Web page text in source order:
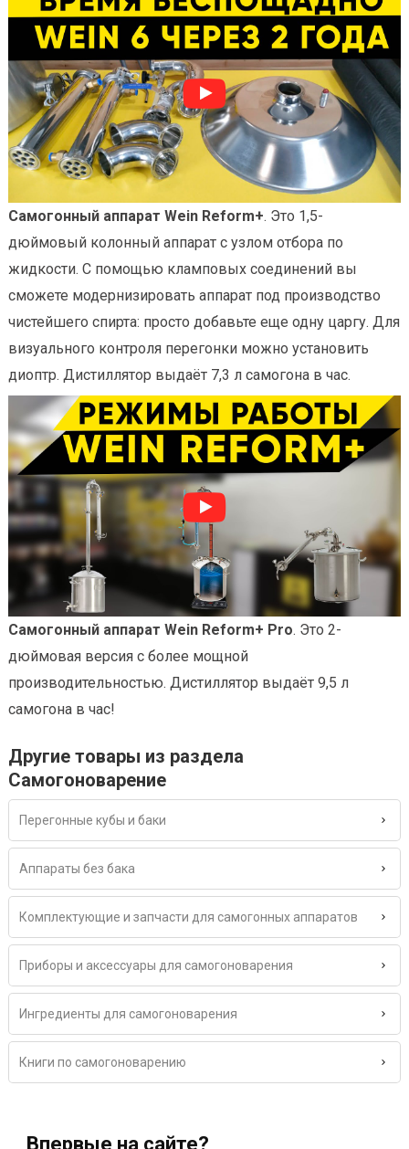
Самогонный аппарат Wein Reform+. Это 1,5-
дюймовый колонный аппарат с узлом отбора по
жидкости. С помощью кламповых соединений вы
сможете модернизировать аппарат под производство
чистейшего спирта: просто добавьте еще одну царгу. Для
визуального контроля перегонки можно установить
диоптр. Дистиллятор выдаёт 7,3 л самогона в час.
Самогонный аппарат Wein Reform+ Pro. Это 2-
дюймовая версия с более мощной
производительностью. Дистиллятор выдаёт 9,5 л
самогона в час!
Другие товары из раздела
Самогоноварение
Перегонные кубы и баки
Аппараты без бака
Комплектующие и запчасти для самогонных аппаратов
Приборы и аксессуары для самогоноварения
Ингредиенты для самогоноварения
Книги по самогоноварению
Впервые на сайте?